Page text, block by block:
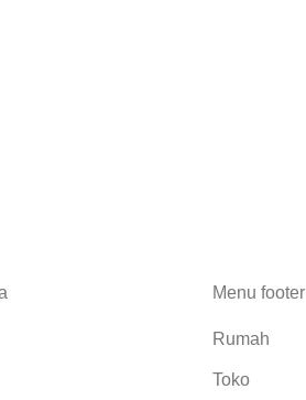
Menu footer
Rumah
Toko